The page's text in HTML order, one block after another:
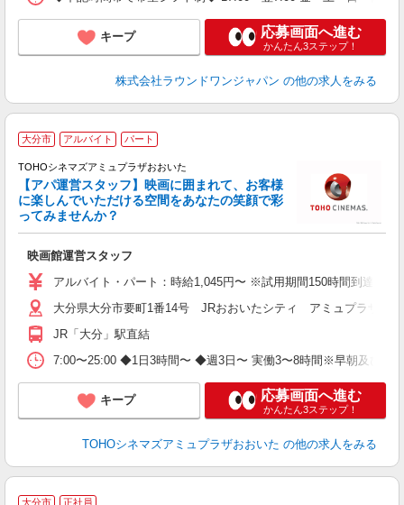
キープ 応募画面へ進む
かんたん3ステップ！
株式会社ラウンドワンジャパン の他の求人をみる
大分市 アルバイト パート
TOHOシネマズアミュプラザおおいた
【アパ運営スタッフ】映画に囲まれて、お客様
に楽しんでいただける空間をあなたの笑顔で彩
ってみませんか？
映画館運営スタッフ
アルバイト・パート：時給1,045円〜 ※試用期間150時間到達月ま
大分県大分市要町1番14号 JRおおいたシティ アミュプラザお
JR「大分」駅直結
7:00〜25:00 ◆1日3時間〜 ◆週3日〜 実働3〜8時間※早朝及び
キープ 応募画面へ進む
かんたん3ステップ！
TOHOシネマズアミュプラザおおいた の他の求人をみる
大分市 正社員